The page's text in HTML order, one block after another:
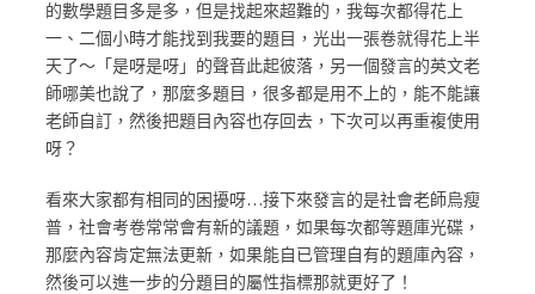
的數學題目多是多，但是找起來超難的，我每次都得花上
一、二個小時才能找到我要的題目，光出一張卷就得花上半
天了～「是呀是呀」的聲音此起彼落，另一個發言的英文老
師哪美也說了，那麼多題目，很多都是用不上的，能不能讓
老師自訂，然後把題目內容也存回去，下次可以再重複使用
呀？
看來大家都有相同的困擾呀…接下來發言的是社會老師烏瘦
普，社會考卷常常會有新的議題，如果每次都等題庫光碟，
那麼內容肯定無法更新，如果能自已管理自有的題庫內容，
然後可以進一步的分題目的屬性指標那就更好了！